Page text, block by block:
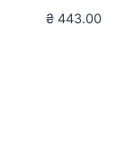
₴ 443.00